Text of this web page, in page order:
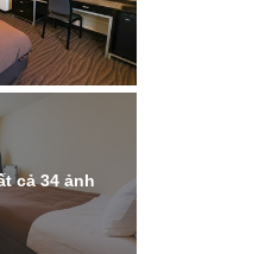
cả34 ảnh